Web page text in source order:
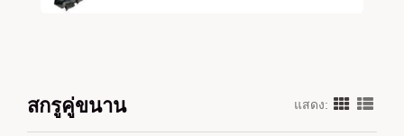
สกรูคู่ขนาน แสดง: